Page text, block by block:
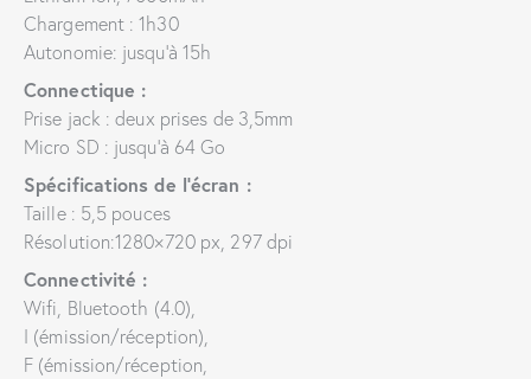
Chargement : 1h30
Autonomie: jusqu’à 15h
Connectique :
Prise jack : deux prises de 3,5mm
Micro SD : jusqu’à 64 Go
Spécifications de l’écran :
Taille : 5,5 pouces
Résolution:1280×720 px, 297 dpi
Connectivité :
Wifi, Bluetooth (4.0),
I (émission/réception),
F (émission/réception,